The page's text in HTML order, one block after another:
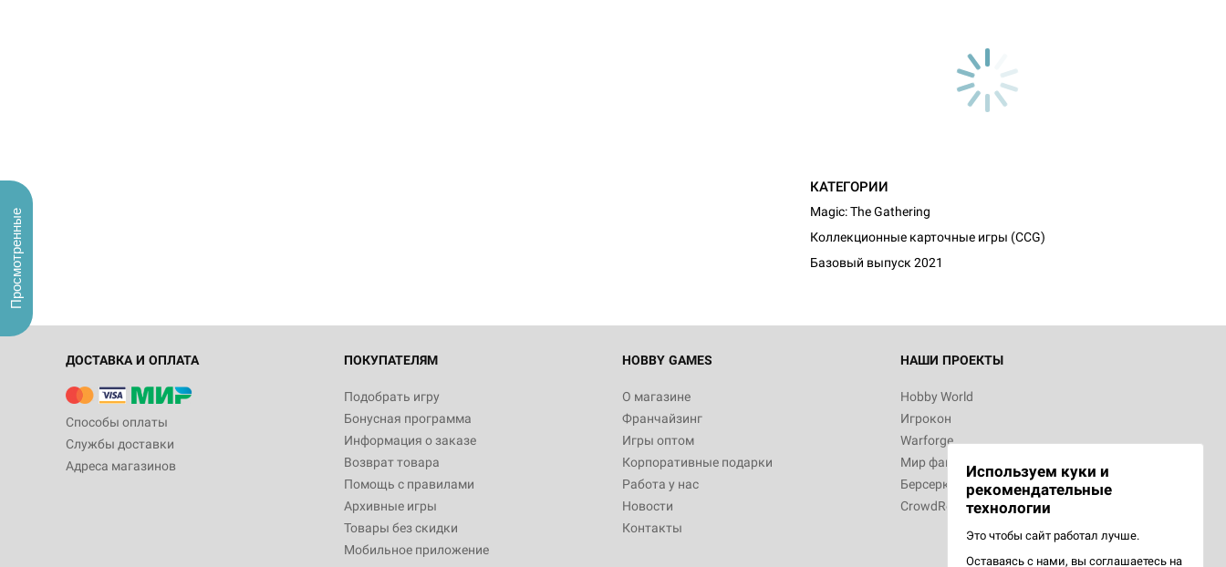
КАТЕГОРИИ
Magic: The Gathering
Коллекционные карточные игры (CCG)
Базовый выпуск 2021
ДОСТАВКА И ОПЛАТА
Способы оплаты
Службы доставки
Адреса магазинов
ПОКУПАТЕЛЯМ
Подобрать игру
Бонусная программа
Информация о заказе
Возврат товара
Помощь с правилами
Архивные игры
Товары без скидки
Мобильное приложение
HOBBY GAMES
О магазине
Франчайзинг
Игры оптом
Корпоративные подарки
Работа у нас
Новости
Контакты
НАШИ ПРОЕКТЫ
Hobby World
Игрокон
Warforge
Мир фантастики
Берсерк
CrowdRepublic
Используем куки и
рекомендательные
технологии
Это чтобы сайт работал лучше.
Оставаясь с нами, вы соглашаетесь на
Просмотренные
Настольная игра Hobby World Монстры
Белая смерть
12 990
Настольная игра Hobby World Берсерк.
3 490